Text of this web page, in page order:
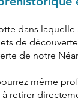
dans
de
de notre
même
retirer